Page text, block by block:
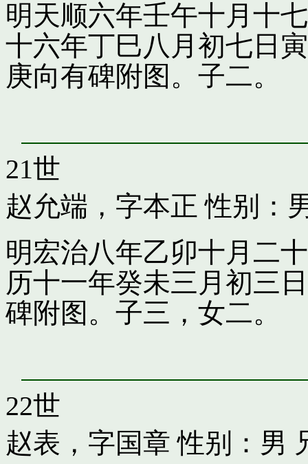
明天顺六年壬午十月十
十六年丁巳八月初七日
庚向有碑附图。子二。
21世
赵允端，字本正 性别：
明宏治八年乙卯十月二
历十一年癸未三月初三
碑附图。子三，女二。
22世
赵表，字国章 性别：男